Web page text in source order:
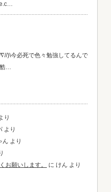
)\今必死で色々勉強してるんで
酷…
り
より
ん より
お願いします。
に けん より